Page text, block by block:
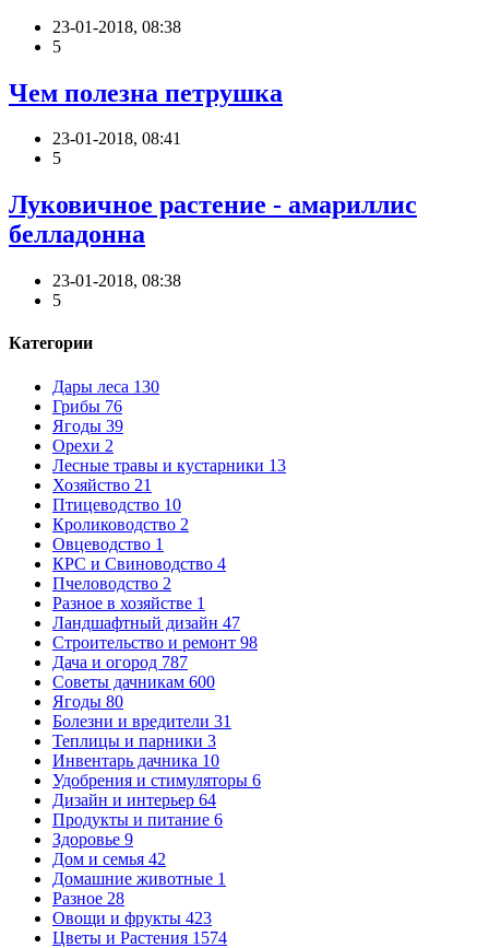
23-01-2018, 08:38
5
Чем полезна петрушка
23-01-2018, 08:41
5
Луковичное растение - амариллис
белладонна
23-01-2018, 08:38
5
Категории
Дары леса 130
Грибы 76
Ягоды 39
Орехи 2
Лесные травы и кустарники 13
Хозяйство 21
Птицеводство 10
Кролиководство 2
Овцеводство 1
КРС и Свиноводство 4
Пчеловодство 2
Разное в хозяйстве 1
Ландшафтный дизайн 47
Строительство и ремонт 98
Дача и огород 787
Советы дачникам 600
Ягоды 80
Болезни и вредители 31
Теплицы и парники 3
Инвентарь дачника 10
Удобрения и стимуляторы 6
Дизайн и интерьер 64
Продукты и питание 6
Здоровье 9
Дом и семья 42
Домашние животные 1
Разное 28
Овощи и фрукты 423
Цветы и Растения 1574